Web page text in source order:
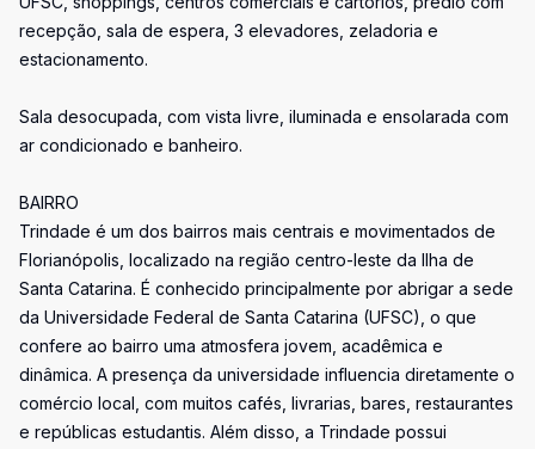
recepção, sala de espera, 3 elevadores, zeladoria e
estacionamento.
Sala desocupada, com vista livre, iluminada e ensolarada com
ar condicionado e banheiro.
BAIRRO
Trindade é um dos bairros mais centrais e movimentados de
Florianópolis, localizado na região centro-leste da Ilha de
Santa Catarina. É conhecido principalmente por abrigar a sede
da Universidade Federal de Santa Catarina (UFSC), o que
confere ao bairro uma atmosfera jovem, acadêmica e
dinâmica. A presença da universidade influencia diretamente o
comércio local, com muitos cafés, livrarias, bares, restaurantes
e repúblicas estudantis. Além disso, a Trindade possui